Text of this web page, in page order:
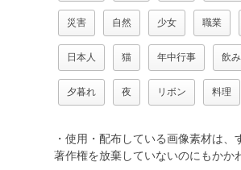
災害 自然 少女 職業
日本人 猫 年中行事 飲
夕暮れ 夜 リボン 料理
・使用・配布している画像素材は、
著作権を放棄していないのにもかか